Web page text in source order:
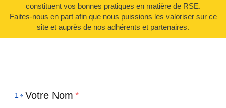
constituent vos bonnes pratiques en matière de RSE.
Faites-nous en part afin que nous puissions les valoriser sur ce
site et auprès de nos adhérents et partenaires.
1 Votre Nom *